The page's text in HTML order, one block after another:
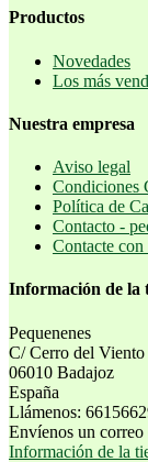
Productos
Novedades
Los más
Nuestra empresa
Aviso legal
Condiciones
Política de
Contacto -
Contacte con
Información de la
Pequenenes
C/ Cerro del Viento
06010 Badajoz
España
Llámenos:
Envíenos un correo
Información de la